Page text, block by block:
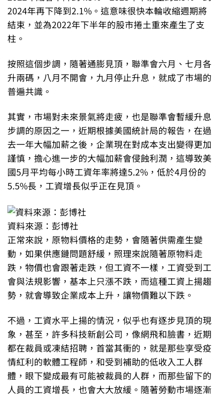
2024年再下降到2.1%。這意味很快本輪收縮週期將
結束，並為2022年下半年的股市捲土重來產生了支
柱。
按照這個步調，隨著通膨見頂，聯準會六月、七月各
升兩碼，八月不開會，九月停止升息，就成了市場的
普遍共識。
其實，市場對未來景氣將走疲，也是聯準會暫緩升息
步調的原因之一，近期根據美國統計局的報告，在過
去一年大幅加薪之後，企業現在對成本支出變得更加
謹慎，擔心進一步的大幅加薪會侵蝕利潤，這導致美
國5月平均每小時工資年率將達5.2%，低於4月份的
5.5%長，工資增長似乎正在見頂。
資料來源：彭博社
正常來說，原物料價格的走勢，會隨著供需產生變
動，如果供應鏈問題舒緩，照理來說隨著原物料走
跌，物價也會跟著走跌，但工資不一樣，工資受到工
會與法規影響，基本上只漲不跌，而這種工資上揚趨
勢，就會導致企業成本上升，讓物價難以下跌。
不過，工資水平上揚的情況，似乎也有逐步見頂的現
象，甚至，許多科技新創公司，像網飛和臉書，近期
都在裁員或凍結招聘，首當其衝的，就是那些享受疫
情紅利的軟體工程師，和受到補助的低收入工人群
體，眼下變成最有可能被裁員的人群，而那些留下的
人員的工資增長，也會大大放緩。隨著勞動市場逐漸